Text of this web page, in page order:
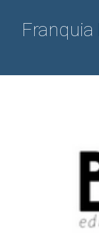
Franquia